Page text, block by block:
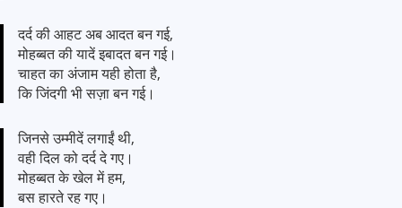
दर्द की आहट अब आदत बन गई,
मोहब्बत की यादें इबादत बन गई।
चाहत का अंजाम यही होता है,
कि जिंदगी भी सज़ा बन गई।
जिनसे उम्मीदें लगाईं थी,
वही दिल को दर्द दे गए।
मोहब्बत के खेल में हम,
बस हारते रह गए।